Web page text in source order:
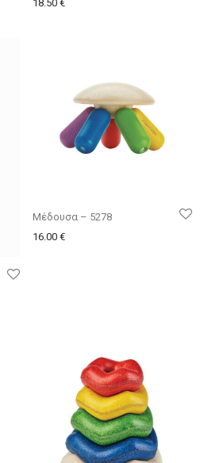
18.50 €
Μέδουσα – 5278
16.00 €